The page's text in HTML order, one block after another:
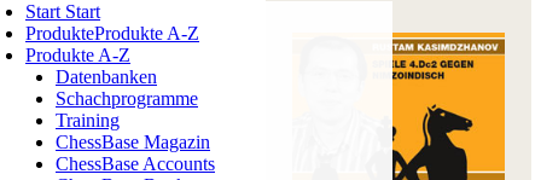
Start Start
ProdukteProdukte A-Z
Produkte A-Z
Datenbanken
Schachprogramme
Training
ChessBase Magazin
ChessBase Accounts